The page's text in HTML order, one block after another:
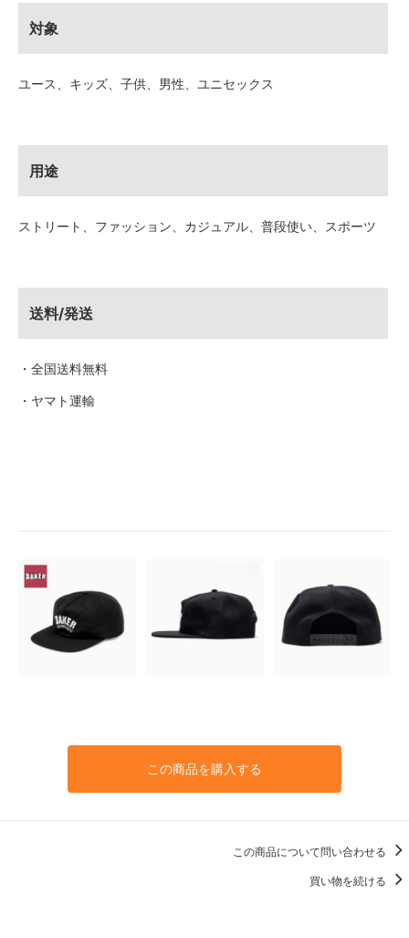
対象
ユース、キッズ、子供、男性、ユニセックス
用途
ストリート、ファッション、カジュアル、普段使い、スポーツ
送料/発送
・全国送料無料
・ヤマト運輸
この商品を購入する
この商品について問い合わせる
買い物を続ける